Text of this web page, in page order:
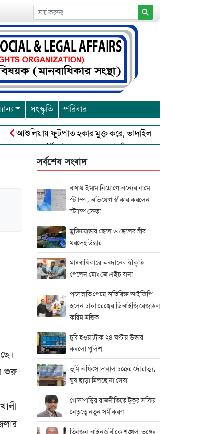
সংস্কৃতি পরিবার
আশুলিয়ায় ফুটপাত হকার মুক্ত করে, ভাদাইল প্রাইমারি ফ্রেন্ডস ক্লাব এর
পূর্নিমা উৎসব শুরু চাঁদপুরে বাংলাদেশ আহলে সুন্নাত
শুরু
সর্বশেষ সংবাদ
বাঘায় ইমাম নিয়োগে অন্যের নামে
স্ট্যাম্প , অভিযোগ স্বীকার করলেন
স্ট্যাম্প ক্রেতা
মুক্তিযোদ্ধার ছেলে ও ছেলের স্ত্রীর
মরদেহ উদ্ধার
মানবাধিকারে অবদানের স্বীকৃতি
পেলেন মোঃ জে এইচ রানা
পদোন্নতি পেয়ে অতিরিক্ত আইজিপি
হলেন ঢাকা রেঞ্জের ডিআইজি রেজাউল
করিম মল্লিক
চুরি হওয়া ট্রাক ২৪ ঘণ্টায় উদ্ধার
করলো পুলিশ
ভূমি অফিসে দালাল চক্রের দৌরাত্ম্য,
ঘুষ ছাড়া মিলছে না সেবা
গোদাগাড়ির রাজনীতিতে টুকুর সক্রিয়
নেতৃত্বে নতুন সমীকরণ
তিনজন আইনজীবীকে শৃঙ্খলা ভঙ্গের